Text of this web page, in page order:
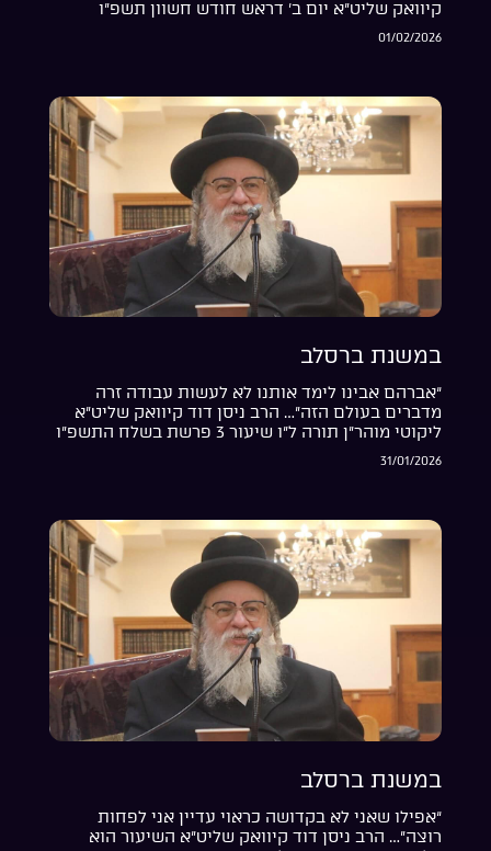
קיוואק שליט”א יום ב’ דראש חודש חשוון תשפ”ו
01/02/2026
במשנת ברסלב
“אברהם אבינו לימד אותנו לא לעשות עבודה זרה
מדברים בעולם הזה”… הרב ניסן דוד קיוואק שליט”א
ליקוטי מוהר”ן תורה ל”ו שיעור 3 פרשת בשלח התשפ”ו
31/01/2026
במשנת ברסלב
“אפילו שאני לא בקדושה כראוי עדיין אני לפחות
רוצה”… הרב ניסן דוד קיוואק שליט”א השיעור הוא